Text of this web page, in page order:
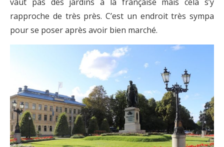
rapproche de très près. C’est un endroit très sympa
pour se poser après avoir bien marché.